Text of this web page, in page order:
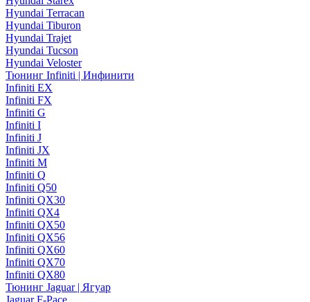
Hyundai Terracan
Hyundai Tiburon
Hyundai Trajet
Hyundai Tucson
Hyundai Veloster
Тюнинг Infiniti | Инфинити
Infiniti EX
Infiniti FX
Infiniti G
Infiniti I
Infiniti J
Infiniti JX
Infiniti M
Infiniti Q
Infiniti Q50
Infiniti QX30
Infiniti QX4
Infiniti QX50
Infiniti QX56
Infiniti QX60
Infiniti QX70
Infiniti QX80
Тюнинг Jaguar | Ягуар
Jaguar F-Pace